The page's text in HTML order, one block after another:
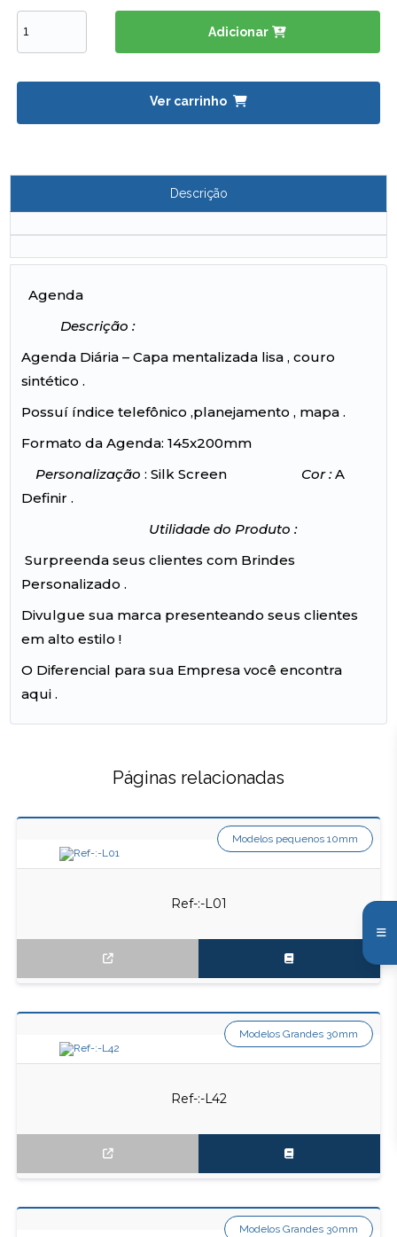
Adicionar
Ver carrinho
Descrição
Agenda
Descrição :
Agenda Diária – Capa mentalizada lisa , couro
sintético .
Possuí índice telefônico ,planejamento , mapa .
Formato da Agenda: 145x200mm
Personalização: Silk Screen Cor :A
Definir .
Utilidade do Produto :
Surpreenda seus clientes com Brindes
Personalizado .
Divulgue sua marca presenteando seus clientes
em alto estilo !
O Diferencial para sua Empresa você encontra
aqui .
Páginas relacionadas
Ref-:-L01
Modelos pequenos 10mm
Ref-:-L42
Modelos Grandes 30mm
Modelos Grandes 30mm